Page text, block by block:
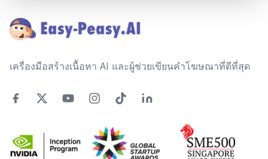
เครื่องมือสร้างเนื้อหา AI และผู้ช่วยเขียนคำโฆษณาที่ดีที่สุด